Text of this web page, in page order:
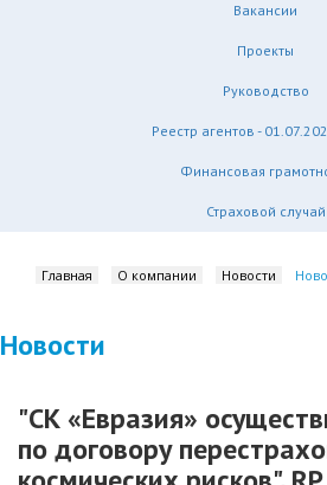
Вакансии
Проекты
Руководство
Реестр агентов -
Финансовая
Страховой случай
Главная О компании Новости
Новости
"СК «Евразия»
по договору